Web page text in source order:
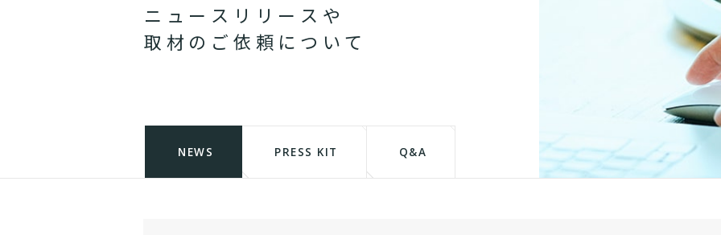
ニ ュ ー ス リ リ ー ス や
取 材 の ご 依 頼 に つ い て
NEWS PRESS KIT Q&A